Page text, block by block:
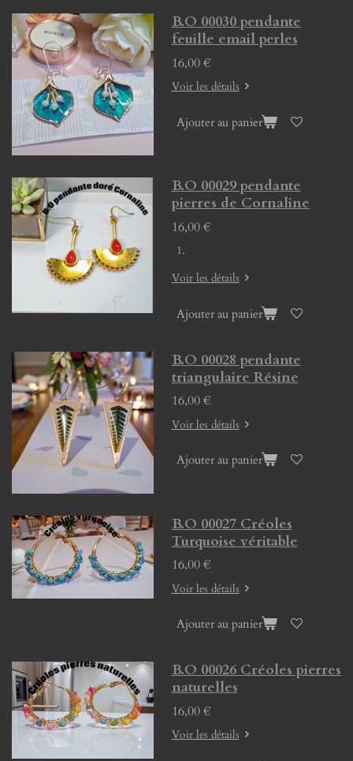
B.O 00030 pendante
feuille email perles
16,00 €
Voir les détails
Ajouter au panier
B.O 00029 pendante
pierres de Cornaline
16,00 €
Voir les détails
Ajouter au panier
B.O 00028 pendante
triangulaire Résine
16,00 €
Voir les détails
Ajouter au panier
B.O 00027 Créoles
Turquoise véritable
16,00 €
Voir les détails
Ajouter au panier
B.O 00026 Créoles pierres
naturelles
16,00 €
Voir les détails